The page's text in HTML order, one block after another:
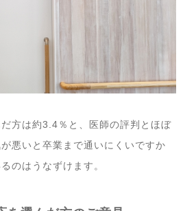
方は約3.4％と、医師の評判とほぼ
悪いと卒業まで通いにくいですか
のはうなずけます。